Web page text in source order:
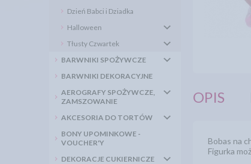
Dzień Babci i Dziadka
Halloween
Tłusty Czwartek
BARWNIKI SPOŻYWCZE
BARWNIKI DEKORACYJNE
AEROGRAFY SPOŻYWCZE,
ZAMSZOWANIE
AKCESORIA DO TORTÓW
BONY UPOMINKOWE -
VOUCHER'Y
DEKORACJE CUKIERNICZE
OPIS
Bobas na
Figurka